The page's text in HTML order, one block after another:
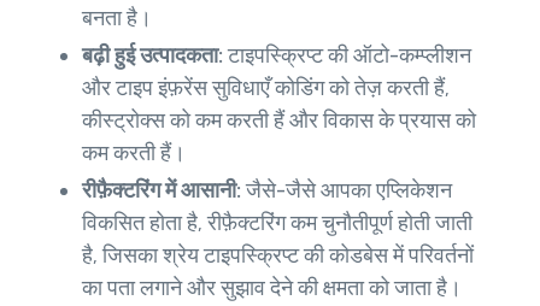
बनता है।
बढ़ी हुई उत्पादकता:टाइपस्क्रिप्ट की ऑटो-कम्प्लीशन
और टाइप इंफ़रेंस सुविधाएँ कोडिंग को तेज़ करती हैं,
कीस्ट्रोक्स को कम करती हैं और विकास के प्रयास को
कम करती हैं।
रीफ़ैक्टरिंग में आसानी:जैसे-जैसे आपका एप्लिकेशन
विकसित होता है, रीफ़ैक्टरिंग कम चुनौतीपूर्ण होती जाती
है, जिसका श्रेय टाइपस्क्रिप्ट की कोडबेस में परिवर्तनों
का पता लगाने और सुझाव देने की क्षमता को जाता है।